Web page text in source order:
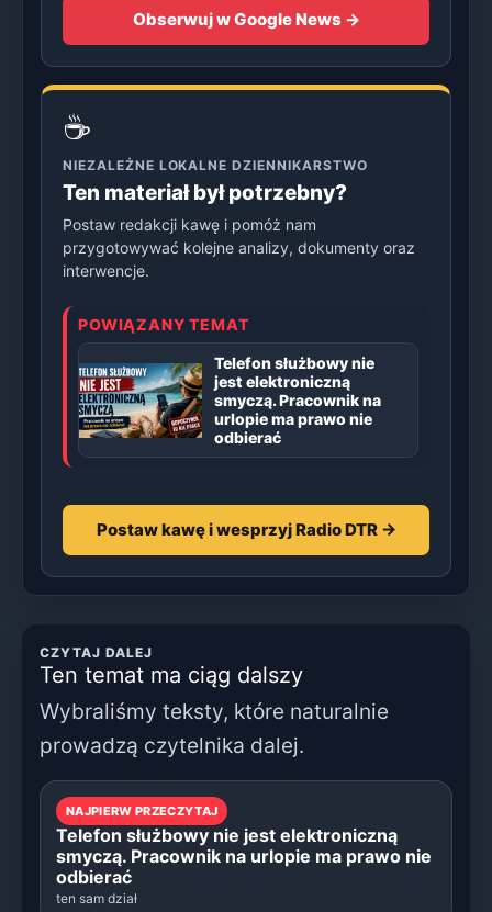
Obserwuj w Google News →
☕
NIEZALEŻNE LOKALNE DZIENNIKARSTWO
Ten materiał był potrzebny?
Postaw redakcji kawę i pomóż nam
przygotowywać kolejne analizy, dokumenty oraz
interwencje.
POWIĄZANY TEMAT
Telefon służbowy nie
jest elektroniczną
smyczą. Pracownik na
urlopie ma prawo nie
odbierać
Postaw kawę i wesprzyj Radio DTR →
CZYTAJ DALEJ
Ten temat ma ciąg dalszy
Wybraliśmy teksty, które naturalnie
prowadzą czytelnika dalej.
NAJPIERW PRZECZYTAJ
Telefon służbowy nie jest elektroniczną
smyczą. Pracownik na urlopie ma prawo nie
odbierać
ten sam dział